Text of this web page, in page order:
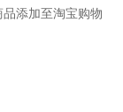
添加至淘宝购物